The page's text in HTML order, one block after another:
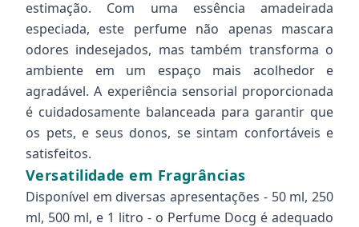
estimação. Com uma essência amadeirada
especiada, este perfume não apenas mascara
odores indesejados, mas também transforma o
ambiente em um espaço mais acolhedor e
agradável. A experiência sensorial proporcionada
é cuidadosamente balanceada para garantir que
os pets, e seus donos, se sintam confortáveis e
satisfeitos.
Versatilidade em Fragrâncias
Disponível em diversas apresentações - 50 ml, 250
ml, 500 ml, e 1 litro - o Perfume Docg é adequado